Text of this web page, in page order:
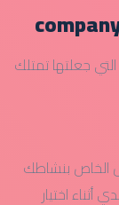
جعلتها تمتلك
الخاص بنشاطك
أثناء اختيار